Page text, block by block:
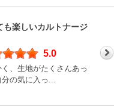
も楽しいカルトナージ
5.0
く、生地がたくさんあっ
の気に入っ...